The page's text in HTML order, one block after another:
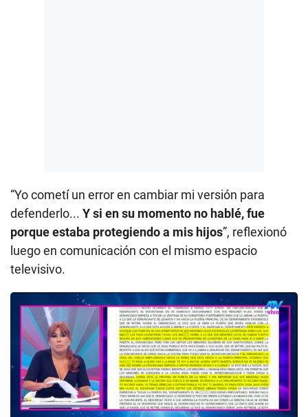
“Yo cometí un error en cambiar mi versión para
defenderlo... Y si en su momento no hablé, fue
porque estaba protegiendo a mis hijos”, reflexionó
luego en comunicación con el mismo espacio
televisivo.